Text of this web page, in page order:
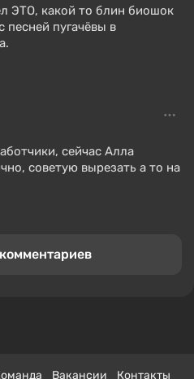
ЭТО, какой то блин биошок
песней пугачёвы в
сейчас Алла
советую вырезать а то на
Вакансии Контакты